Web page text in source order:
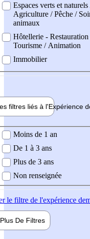
Espaces verts et naturels
Agriculture / Pêche /
animaux
Hôtellerie - Restauration
Tourisme / Animation
Immobilier
filtres liés à l'Expérience
demandée
Moins de 1 an
De 1 à 3 ans
Plus de 3 ans
Non renseignée
le filtre de l'expérience
Plus De Filtres